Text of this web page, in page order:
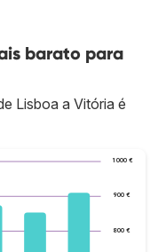
barato para
Lisboa a Vitória é
800 €
900 €
1 000 €